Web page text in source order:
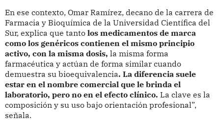
En ese contexto, Omar Ramírez, decano de la carrera de
Farmacia y Bioquímica de la Universidad Científica del
Sur, explica que tantolos medicamentos de marca
como los genéricos contienen el mismo principio
activo, con la misma dosis, la misma forma
farmacéutica y actúan de forma similar cuando
demuestra su bioequivalencia. La diferencia suele
estar en el nombre comercial que le brinda el
laboratorio, pero no en el efecto clínico. La clave es la
composición y su uso bajo orientación profesional”,
señala.